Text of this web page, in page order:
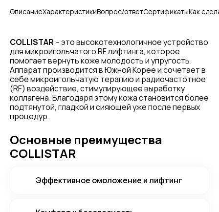
ОписаниеХарактеристикиВопрос/ответСертификатыКак
COLLISTAR – это высокотехнологичное устройство
для микроигольчатого RF лифтинга, которое
помогает вернуть коже молодость и упругость.
Аппарат производится в Южной Корее и сочетает в
себе микроигольчатую терапию и радиочастотное
(RF) воздействие, стимулирующее выработку
коллагена. Благодаря этому кожа становится более
подтянутой, гладкой и сияющей уже после первых
процедур.
Основные преимущества
COLLISTAR
Эффективное омоложение и лифтинг